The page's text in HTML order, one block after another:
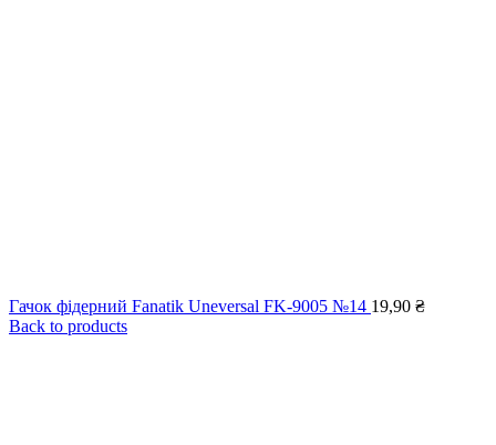
Гачок фідерний Fanatik Uneversal FK-9005 №14 19,90 ₴
Back to products